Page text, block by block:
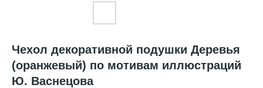
Чехол декоративной подушки Деревья
(оранжевый) по мотивам иллюстраций
Ю. Васнецова